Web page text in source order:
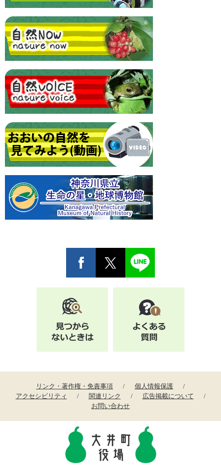
リンク・著作権・免責事項
個人情報保護
アクセシビリティ
関連リンク
広告掲載について
お問い合わせ